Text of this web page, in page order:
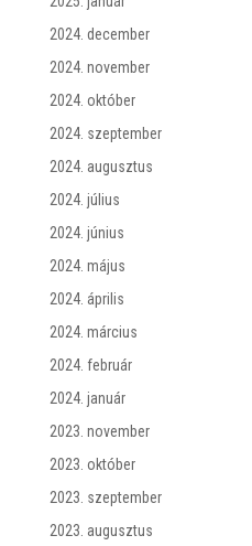
2024. december
2024. november
2024. október
2024. szeptember
2024. augusztus
2024. július
2024. június
2024. május
2024. április
2024. március
2024. február
2024. január
2023. november
2023. október
2023. szeptember
2023. augusztus